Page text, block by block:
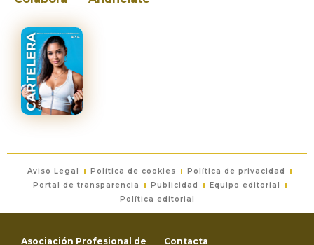
Aviso Legal Política de cookies
Política de privacidad
Portal de transparencia
Publicidad
Equipo editorial
Política editorial
Asociación Profesional de Contacta